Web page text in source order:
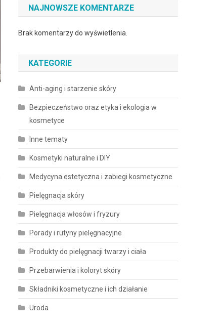
NAJNOWSZE KOMENTARZE
Brak komentarzy do wyświetlenia.
KATEGORIE
Anti-aging i starzenie skóry
Bezpieczeństwo oraz etyka i ekologia w
kosmetyce
Inne tematy
Kosmetyki naturalne i DIY
Medycyna estetyczna i zabiegi kosmetyczne
Pielęgnacja skóry
Pielęgnacja włosów i fryzury
Porady i rutyny pielęgnacyjne
Produkty do pielęgnacji twarzy i ciała
Przebarwienia i koloryt skóry
Składniki kosmetyczne i ich działanie
Uroda